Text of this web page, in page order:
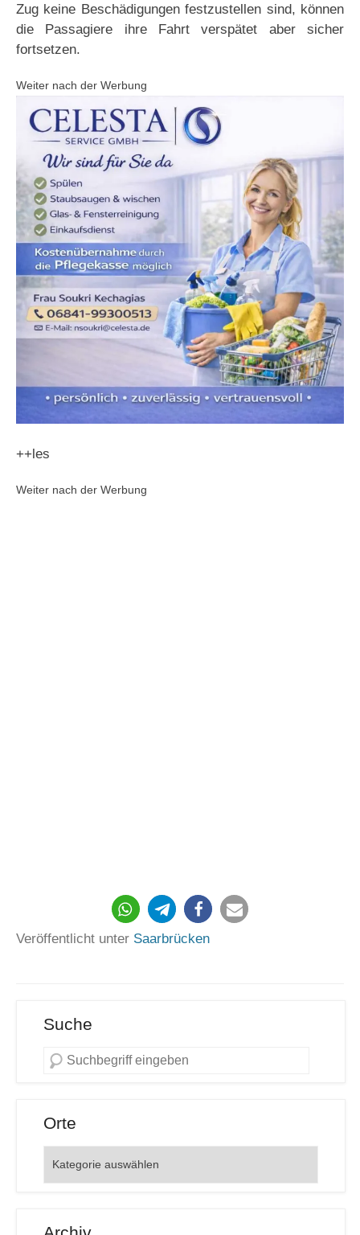
Zug keine Beschädigungen festzustellen sind, können
die Passagiere ihre Fahrt verspätet aber sicher
fortsetzen.
Weiter nach der Werbung
++les
Weiter nach der Werbung
Veröffentlicht unter Saarbrücken
Suche
Orte